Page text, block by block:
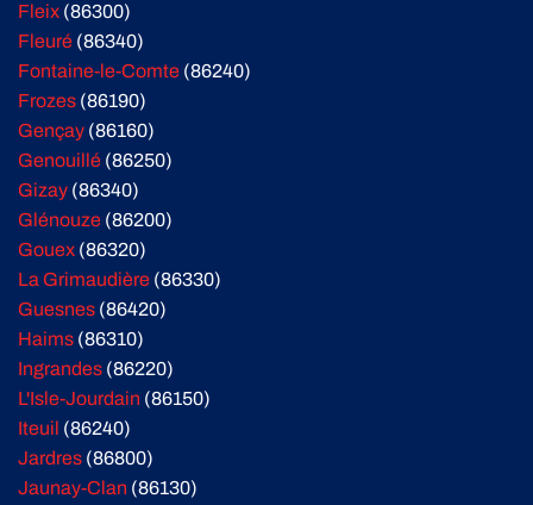
Fleix (86300)
Fleuré (86340)
Fontaine-le-Comte (86240)
Frozes (86190)
Gençay (86160)
Genouillé (86250)
Gizay (86340)
Glénouze (86200)
Gouex (86320)
La Grimaudière (86330)
Guesnes (86420)
Haims (86310)
Ingrandes (86220)
L'Isle-Jourdain (86150)
Iteuil (86240)
Jardres (86800)
Jaunay-Clan (86130)